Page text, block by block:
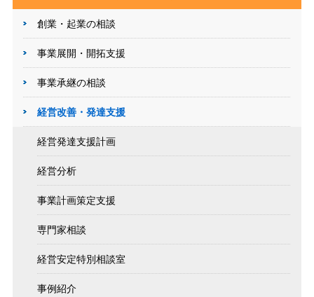
創業・起業の相談
事業展開・開拓支援
事業承継の相談
経営改善・発達支援
経営発達支援計画
経営分析
事業計画策定支援
専門家相談
経営安定特別相談室
事例紹介